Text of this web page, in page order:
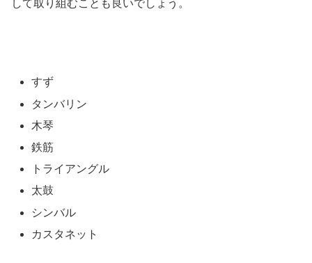
して取り組むことも良いでしょう。
すず
タンバリン
木琴
鉄筋
トライアングル
太鼓
シンバル
カスタネット